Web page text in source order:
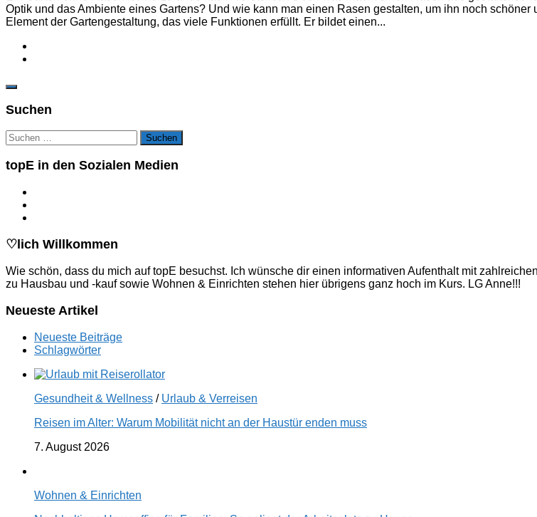
Optik und das Ambiente eines Gartens? Und wie kann man einen Rasen gestalten, um ihn noch
Element der Gartengestaltung, das viele Funktionen erfüllt. Er bildet einen...
Suchen
Suchen
nach:
topE in den Sozialen Medien
♡lich Willkommen
Wie schön, dass du mich auf topE besuchst. Ich wünsche dir einen informativen Aufenthalt mit
zu Hausbau und -kauf sowie Wohnen & Einrichten stehen hier übrigens ganz hoch im Kurs. LG Anne!!!
Neueste Artikel
Neueste Beiträge
Schlagwörter
Gesundheit & Wellness / Urlaub & Verreisen
Reisen im Alter: Warum Mobilität nicht an der Haustür enden muss
7. August 2026
Wohnen & Einrichten